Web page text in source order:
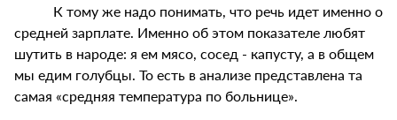
К тому же надо понимать, что речь идет именно о
средней зарплате. Именно об этом показателе любят
шутить в народе: я ем мясо, сосед - капусту, а в общем
мы едим голубцы. То есть в анализе представлена та
самая «средняя температура по больнице».